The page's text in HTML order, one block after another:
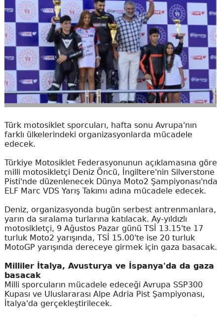
Türk motosiklet sporcuları, hafta sonu Avrupa'nın
farklı ülkelerindeki organizasyonlarda mücadele
edecek.
Türkiye Motosiklet Federasyonunun açıklamasına göre
milli motosikletçi Deniz Öncü, İngiltere'nin Silverstone
Pisti'nde düzenlenecek Dünya Moto2 Şampiyonası'nda
ELF Marc VDS Yarış Takımı adına mücadele edecek.
Deniz, organizasyonda bugün serbest antrenmanlara,
yarın da sıralama turlarına katılacak. Ay-yıldızlı
motosikletçi, 9 Ağustos Pazar günü TSİ 13.15'te 17
turluk Moto2 yarışında, TSİ 15.00'te ise 20 turluk
MotoGP yarışında dereceye girmek için gaza basacak.
Milliler İtalya, Avusturya ve İspanya'da da gaza
basacak
Milli sporcuların mücadele edeceği Avrupa SSP300
Kupası ve Uluslararası Alpe Adria Pist Şampiyonası,
İtalya'da gerçekleştirilecek.